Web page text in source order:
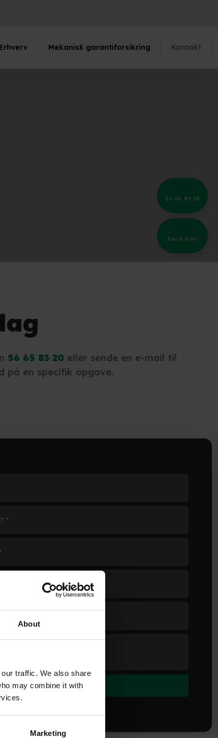
About
traffic. We also share
may combine it with
Marketing
Erhverv Mekanisk garantiforsikring Kontakt
56 65 83 20
Send mail​
56 65 83 20 eller sende en e-mail til
på en specifik opgave.